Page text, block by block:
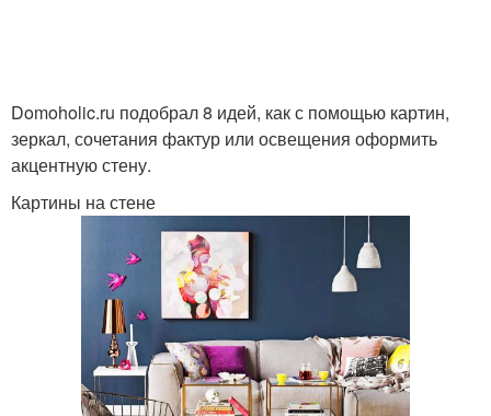
Domoholic.ru подобрал 8 идей, как с помощью картин,
зеркал, сочетания фактур или освещения оформить
акцентную стену.
Картины на стене